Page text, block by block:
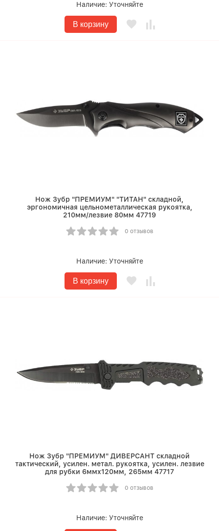
Наличие: Уточняйте
В корзину
Нож Зубр "ПРЕМИУМ" "ТИТАН" складной,
эргономичная цельнометаллическая рукоятка,
210мм/лезвие 80мм 47719
0 отзывов
Наличие: Уточняйте
В корзину
Нож Зубр "ПРЕМИУМ" ДИВЕРСАНТ складной
тактический, усилен. метал. рукоятка, усилен. лезвие
для рубки 6ммх120мм, 265мм 47717
0 отзывов
Наличие: Уточняйте